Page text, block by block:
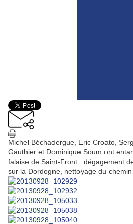
Michel Béchadergue, Eric Croato,
Gauthier et Dominique Soum ont
falaise de Saint-Front : dégagement
sur la Dordogne, nettoyage du chemin